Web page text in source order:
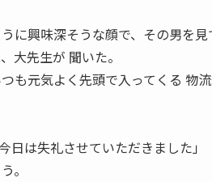
に興味深そうな顔で、その男を見
大先生が 聞いた。
も元気よく先頭で入ってくる 物流
日は失礼させていただきました
。